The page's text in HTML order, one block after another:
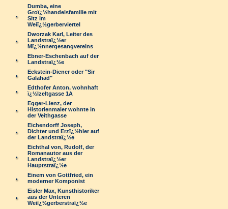
Dumba, eine
Groï¿½handelsfamilie mit
Sitz im
Weiï¿½gerberviertel
Dworzak Karl, Leiter des
Landstraï¿½er
Mï¿½nnergesangvereins
Ebner-Eschenbach auf der
Landstraï¿½e
Eckstein-Diener oder "Sir
Galahad"
Edthofer Anton, wohnhaft
ï¿½lzeltgasse 1A
Egger-Lienz, der
Historienmaler wohnte in
der Veithgasse
Eichendorff Joseph,
Dichter und Erzï¿½hler auf
der Landstraï¿½e
Eichthal von, Rudolf, der
Romanautor aus der
Landstraï¿½er
Hauptstraï¿½e
Einem von Gottfried, ein
moderner Komponist
Eisler Max, Kunsthistoriker
aus der Unteren
Weiï¿½gerberstraï¿½e